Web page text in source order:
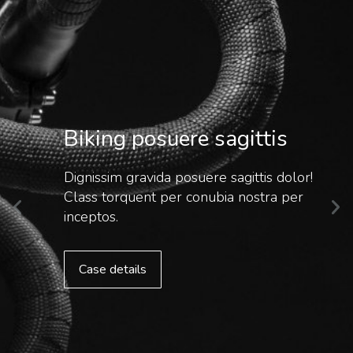
Biking posuere sagittis
Dignissim gravida posuere sagittis dolor!
Class torquent per conubia nostra per
inceptos.
Case details